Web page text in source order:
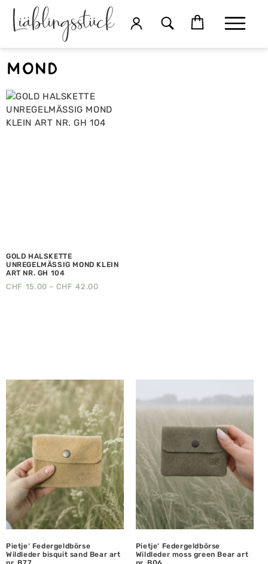
Mond
GOLD HALSKETTE
UNREGELMÄSSIG MOND KLEIN
ART NR. GH 104
CHF 15.00 – CHF 42.00
Pietje‘ Federgeldbörse
Wildleder bisquit sand Bear art
Pietje‘ Federgeldbörse
Wildleder moss green Bear art